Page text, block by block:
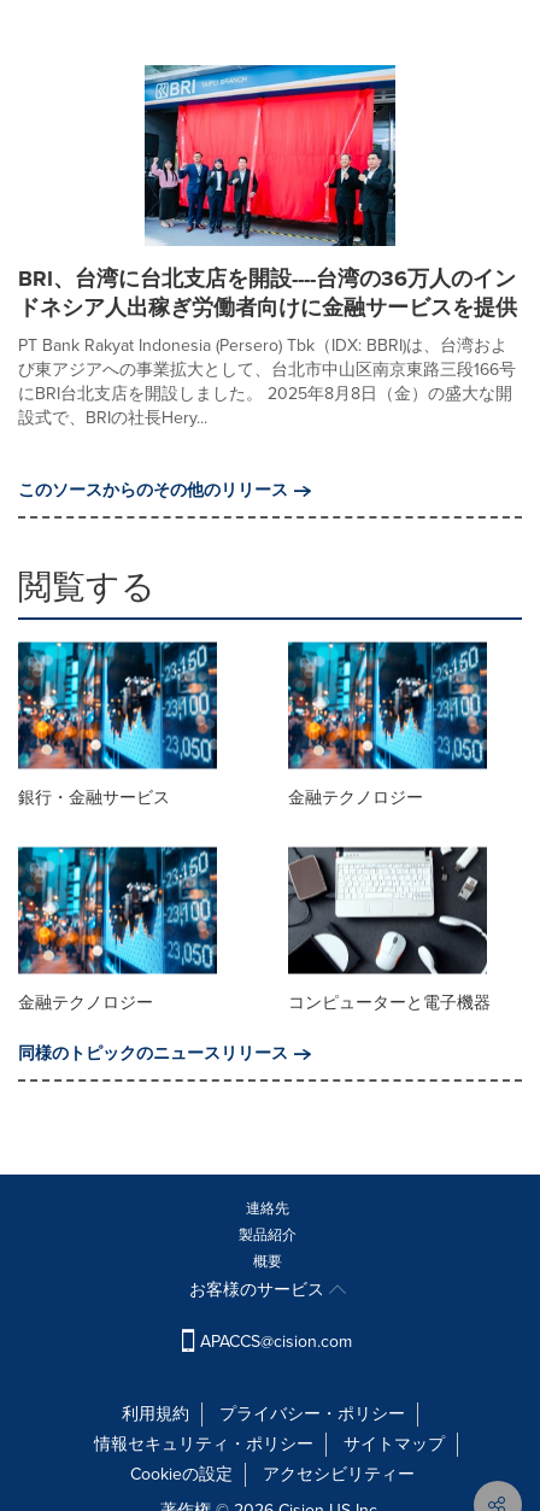
BRI、台湾に台北支店を開設----台湾の36万人のイン
ドネシア人出稼ぎ労働者向けに金融サービスを提供
PT Bank Rakyat Indonesia (Persero) Tbk（IDX: BBRI)は、台湾およ
び東アジアへの事業拡大として、台北市中山区南京東路三段166号
にBRI台北支店を開設しました。 2025年8月8日（金）の盛大な開
設式で、BRIの社長Hery...
このソースからのその他のリリース
閲覧する
銀行・金融サービス 金融テクノロジー
金融テクノロジー
コンピューターと電子機器
同様のトピックのニュースリリース
連絡先
製品紹介
概要
お客様のサービス
APACCS@cision.com
利用規約
プライバシー・ポリシー
情報セキュリティ・ポリシー
サイトマップ
Cookieの設定
アクセシビリティー